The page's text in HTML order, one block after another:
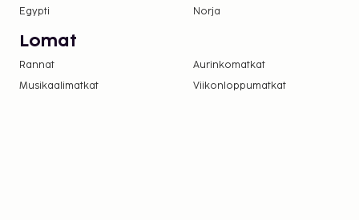
Egypti
Norja
Lomat
Rannat Aurinkomatkat
Musikaalimatkat
Viikonloppumatkat